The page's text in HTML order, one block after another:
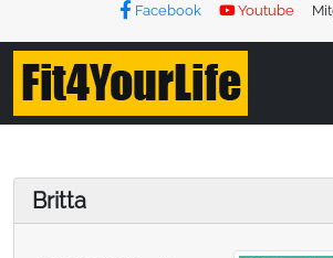
Facebook Youtube
Britta